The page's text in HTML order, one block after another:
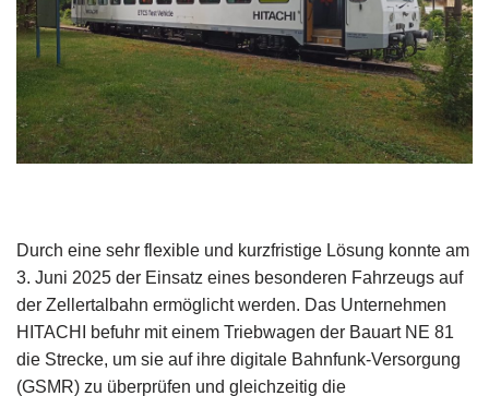
Durch eine sehr flexible und kurzfristige Lösung konnte am
3. Juni 2025 der Einsatz eines besonderen Fahrzeugs auf
der Zellertalbahn ermöglicht werden. Das Unternehmen
HITACHI befuhr mit einem Triebwagen der Bauart NE 81
die Strecke, um sie auf ihre digitale Bahnfunk-Versorgung
(GSMR) zu überprüfen und gleichzeitig die